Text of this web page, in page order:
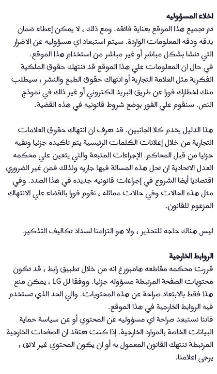
اخلاء المسؤوليه
تم تجميع هذا الموقع بعناية فائقه. ومع ذلك ، لا يمكن إعطاء ضمان
بدقه ودقه المعلومات الواردة. سيتم استبعاد اي مسؤوليه عن الاضرار
التي تنشا بشكل مباشر أو غير مباشر من استخدام هذا الموقع.
في حال ان المعلومات علي هذا الموقع قد تنتهك حقوق الملكية
الفكرية مثل العلامة التجارية أو انتهاك حقوق الطبع والنشر ، سيطلب
منك اخطارك فورا عن طريق البريد الكتروني أو غير ذلك في نموذج
النص. سنقوم علي الفور بوضع شروط قانونيه في هذه القضية.
هذا الدليل يخدم كلا الجانبين. قد تعرف ان انتهاك حقوق العلامات
التجارية من خلال إعلانات الكلمات الرئيسية يتم تاكيده جزئيا ونفيه
جزئيا من قبل المحاكم. الإجراءات المتبعة والتي يتعين علي محكمه
العدل الاتحادية ان تحل هذه المسالة فيها جاريه ولذلك فمن غير الضروري
اقتصاديا أيضا الشروع في إجراءات قانونيه جديده في هذا الصدد. وفي
مثل هذه الحالات وفي حالات مماثله ، نقوم فورا بالقضاء علي الانتهاك
المزعوم للقانون.
ليس هناك حاجه للتحذير ، ولا هو التزامنا لسداد تكاليف التذكير.
الروابط الخارجية
قررت محكمه مقاطعه هامبورغ انه من خلال تطبيق رابط ، قد تكون
محتويات الصفحة المرتبطة مسؤوله جزئيا. ووفقا لل LG ، يمكن منع
هذا فقط بالابتعاد صراحة عن هذه المحتويات. والي الحد الذي تستخدم
فيه الروابط الخارجية في هذا الموقع.
فاننا نستبعد صراحة اي مسؤوليه عن المحتوي أو عن سياسة حماية
البيانات الخاصة بالموارد الخارجية. إذا كنت تعتقد ان الصفحات الخارجية
المرتبطة تنتهك القانون المعمول به أو ان يكون المحتوي غير لائق ،
يرجى اعلامنا.